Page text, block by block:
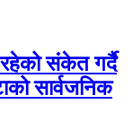
रहेको संकेत गर्दै
सार्वजनिक